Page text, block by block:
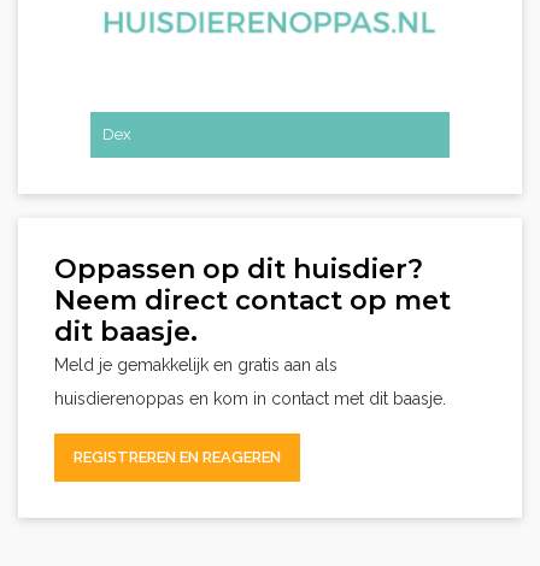
Dex
Oppassen op dit huisdier?
Neem direct contact op met
dit baasje.
Meld je gemakkelijk en gratis aan als
huisdierenoppas en kom in contact met dit baasje.
REGISTREREN EN REAGEREN